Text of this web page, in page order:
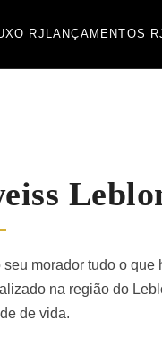
RJ LANÇAMENTOS
morador tudo o que
na região do
de vida.